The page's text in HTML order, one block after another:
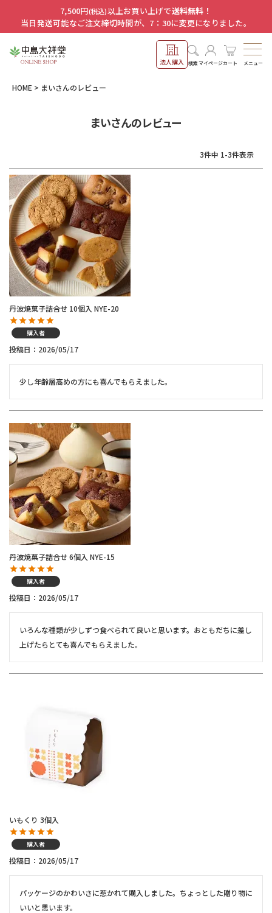
7,500円(税込)以上お買い上げで送料無料！
当日発送可能なご注文締切時間が、7：30に変更になりました。
法人購入 検索マイページカート メニュー
HOME まいさんのレビュー
まいさんのレビュー
3件中 1-3件表示
丹波焼菓子詰合せ 10個入 NYE-20
購入者
投稿日 2026/05/17
少し年齢層高めの方にも喜んでもらえました。
丹波焼菓子詰合せ 6個入 NYE-15
購入者
投稿日 2026/05/17
いろんな種類が少しずつ食べられて良いと思います。おともだちに差し
上げたらとても喜んでもらえました。
いもくり 3個入
購入者
投稿日 2026/05/17
パッケージのかわいさに惹かれて購入しました。ちょっとした贈り物に
いいと思います。